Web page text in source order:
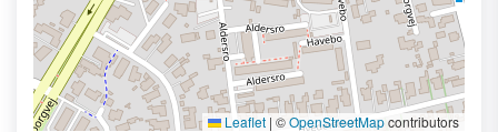
Leaflet | ©OpenStreetMapcontributors